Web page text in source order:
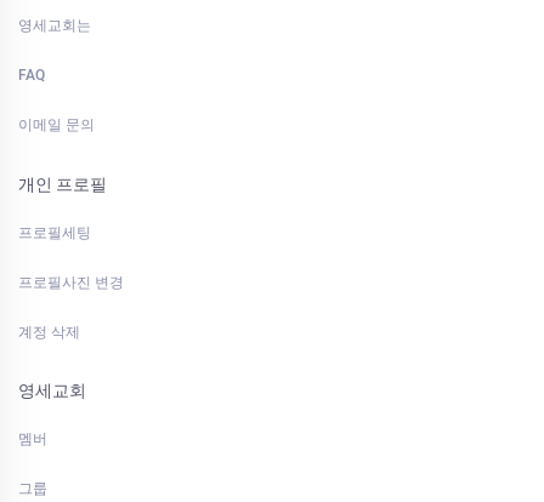
영세교회는
FAQ
이메일 문의
개인 프로필
프로필세팅
프로필사진 변경
계정 삭제
영세교회
멤버
그룹